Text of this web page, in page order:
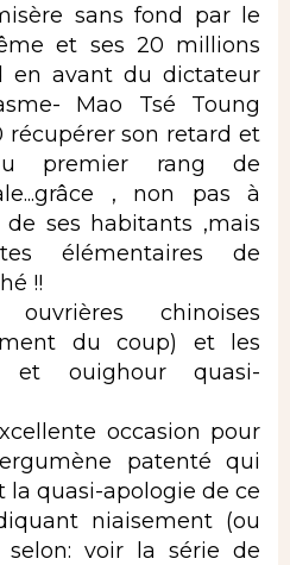
sans fond par le
et ses 20 millions
en avant du dictateur
Mao Tsé Toung
récupérer son retard et
premier rang de
, non pas à
de ses habitants ,mais
élémentaires de
!!
chinoises
du coup) et les
et ouighour quasi-
occasion pour
patenté qui
quasi-apologie de ce
niaisement (ou
selon: voir la série de